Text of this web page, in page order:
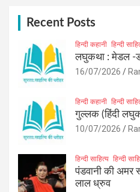
Recent Posts
हिन्दी कहानी हिन्दी
लघुकथा : मेडल -
16/07/2026
हिन्दी कहानी हिन्दी
गुल्लक (हिंदी
10/07/2026
हिन्दी साहित्य हिन्दी
पंडवानी की अमर
लाल ध्रुव